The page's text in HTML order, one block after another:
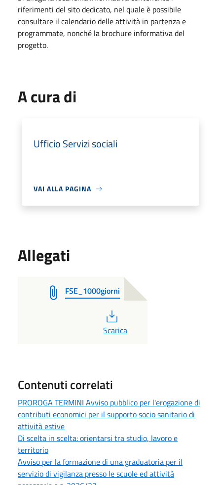
riferimenti del sito dedicato, nel quale è possibile
consultare il calendario delle attività in partenza e
programmate, nonché la brochure informativa del
progetto.
A cura di
Ufficio Servizi sociali
VAI ALLA PAGINA
Allegati
FSE_1000giorni
PDF
Scarica
Contenuti correlati
PROROGA TERMINI Avviso pubblico per l'erogazione di
contributi economici per il supporto socio sanitario di
attività estive
Di scelta in scelta: orientarsi tra studio, lavoro e
territorio
Avviso per la formazione di una graduatoria per il
servizio di vigilanza presso le scuole ed attività